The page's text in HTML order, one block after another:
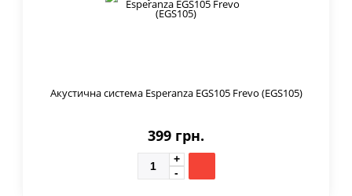
Акустична система Esperanza EGS105 Frevo (EGS105)
399 грн.